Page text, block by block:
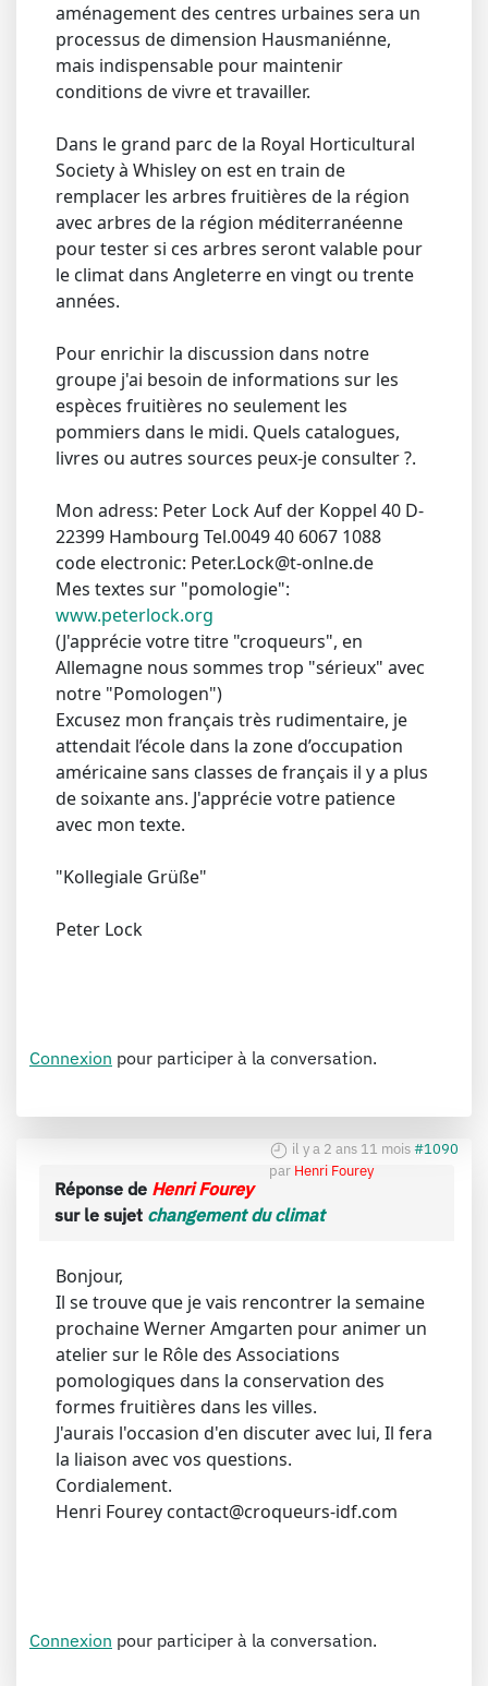
aménagement des centres urbaines sera un
processus de dimension Hausmaniénne,
mais indispensable pour maintenir
conditions de vivre et travailler.
Dans le grand parc de la Royal Horticultural
Society à Whisley on est en train de
remplacer les arbres fruitières de la région
avec arbres de la région méditerranéenne
pour tester si ces arbres seront valable pour
le climat dans Angleterre en vingt ou trente
années.
Pour enrichir la discussion dans notre
groupe j'ai besoin de informations sur les
espèces fruitières no seulement les
pommiers dans le midi. Quels catalogues,
livres ou autres sources peux-je consulter ?.
Mon adress: Peter Lock Auf der Koppel 40 D-
22399 Hambourg Tel.0049 40 6067 1088
code electronic: Peter.Lock@t-onlne.de
Mes textes sur "pomologie":
www.peterlock.org
(J'apprécie votre titre "croqueurs", en
Allemagne nous sommes trop "sérieux" avec
notre "Pomologen")
Excusez mon français très rudimentaire, je
attendait l’école dans la zone d’occupation
américaine sans classes de français il y a plus
de soixante ans. J'apprécie votre patience
avec mon texte.
"Kollegiale Grüße"
Peter Lock
Connexion pour participer à la conversation.
il y a 2 ans 11 mois#1090
par Henri Fourey
Réponse de Henri Fourey
sur le sujet changement du climat
Bonjour,
Il se trouve que je vais rencontrer la semaine
prochaine Werner Amgarten pour animer un
atelier sur le Rôle des Associations
pomologiques dans la conservation des
formes fruitières dans les villes.
J'aurais l'occasion d'en discuter avec lui, Il fera
la liaison avec vos questions.
Cordialement.
Henri Fourey contact@croqueurs-idf.com
Connexion pour participer à la conversation.